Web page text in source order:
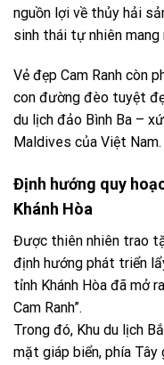
nguồn lợi về thủy hải
sinh thái tự nhiên
Vẻ đẹp Cam Ranh còn
con đường đèo tuyệt
du lịch đảo Bình Ba –
Maldives của Việt Nam.
Định hướng quy
Khánh Hòa
Được thiên nhiên trao
định hướng phát triển
tỉnh Khánh Hòa đã mở
Cam Ranh”.
Trong đó, Khu du lịch
mặt giáp biển, phía